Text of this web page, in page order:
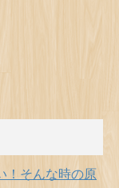
！そんな時の原